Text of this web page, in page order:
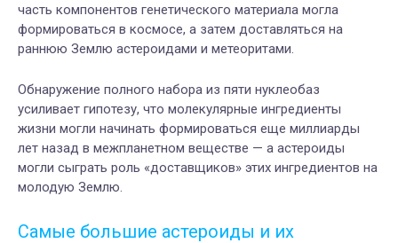
часть компонентов генетического материала могла
формироваться в космосе, а затем доставляться на
раннюю Землю астероидами и метеоритами.
Обнаружение полного набора из пяти нуклеобаз
усиливает гипотезу, что молекулярные ингредиенты
жизни могли начинать формироваться еще миллиарды
лет назад в межпланетном веществе — а астероиды
могли сыграть роль «доставщиков» этих ингредиентов на
молодую Землю.
Самые большие астероиды и их